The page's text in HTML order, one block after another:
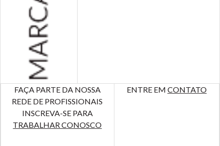
FAÇA PARTE DA NOSSA
REDE DE PROFISSIONAIS
INSCREVA-SE PARA
TRABALHAR CONOSCO
ENTRE EM CONTATO